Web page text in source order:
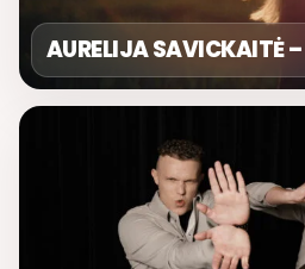
AURELIJA SAVICKAITĖ –